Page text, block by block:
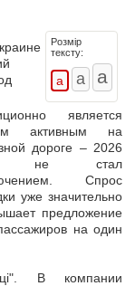
Розмір
тексту:
является
активным на
дороге – 2026
не стал
Спрос
уже значительно
предложение
на один
В компании